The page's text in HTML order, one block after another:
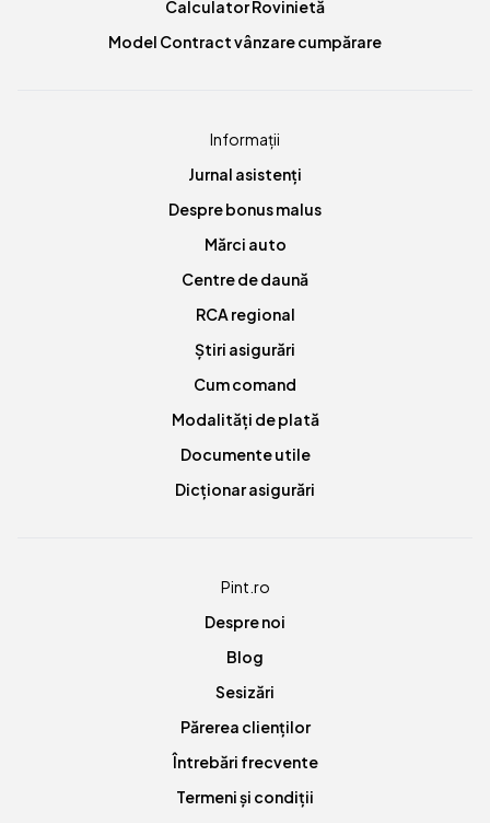
Calculator Rovinietă
Model Contract vânzare cumpărare
Informații
Jurnal asistenți
Despre bonus malus
Mărci auto
Centre de daună
RCA regional
Știri asigurări
Cum comand
Modalități de plată
Documente utile
Dicționar asigurări
Pint.ro
Despre noi
Blog
Sesizări
Părerea clienților
Întrebări frecvente
Termeni și condiții